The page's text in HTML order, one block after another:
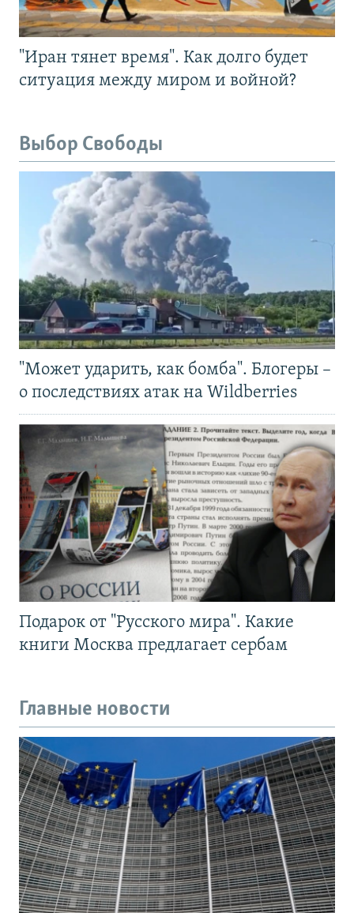
"Иран тянет время". Как долго будет
ситуация между миром и войной?
Выбор Свободы
"Может ударить, как бомба". Блогеры –
о последствиях атак на Wildberries
Подарок от "Русского мира". Какие
книги Москва предлагает сербам
Главные новости